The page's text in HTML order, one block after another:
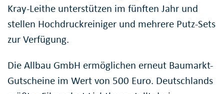
Kray-Leithe unterstützen im fünften Jahr und
stellen Hochdruckreiniger und mehrere Putz-Sets
zur Verfügung.
Die Allbau GmbH ermöglichen erneut Baumarkt-
Gutscheine im Wert von 500 Euro. Deutschlands